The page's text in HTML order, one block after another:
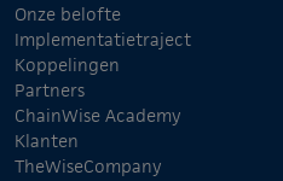
Onze belofte
Implementatietraject
Koppelingen
Partners
ChainWise Academy
Klanten
TheWiseCompany